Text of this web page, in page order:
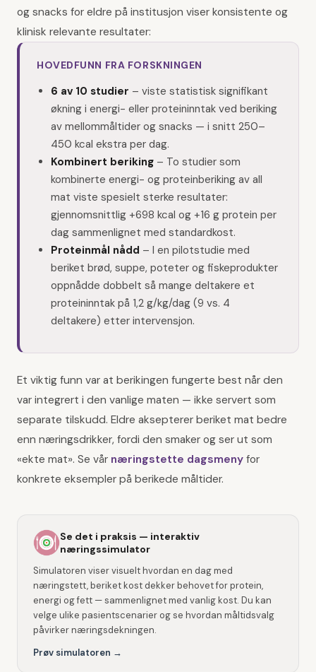
og snacks for eldre på institusjon viser konsistente og
klinisk relevante resultater:
HOVEDFUNN FRA FORSKNINGEN
6 av 10 studier – viste statistisk signifikant
økning i energi- eller proteininntak ved beriking
av mellommåltider og snacks — i snitt 250–
450 kcal ekstra per dag.
Kombinert beriking – To studier som
kombinerte energi- og proteinberiking av all
mat viste spesielt sterke resultater:
gjennomsnittlig +698 kcal og +16 g protein per
dag sammenlignet med standardkost.
Proteinmål nådd – I en pilotstudie med
beriket brød, suppe, poteter og fiskeprodukter
oppnådde dobbelt så mange deltakere et
proteininntak på 1,2 g/kg/dag (9 vs. 4
deltakere) etter intervensjon.
Et viktig funn var at berikingen fungerte best når den
var integrert i den vanlige maten — ikke servert som
separate tilskudd. Eldre aksepterer beriket mat bedre
enn næringsdrikker, fordi den smaker og ser ut som
«ekte mat». Se vår næringstette dagsmeny for
konkrete eksempler på berikede måltider.
Se det i praksis — interaktiv
næringssimulator
Simulatoren viser visuelt hvordan en dag med
næringstett, beriket kost dekker behovet for protein,
energi og fett — sammenlignet med vanlig kost. Du kan
velge ulike pasientscenarier og se hvordan måltidsvalg
påvirker næringsdekningen.
Prøv simulatoren →